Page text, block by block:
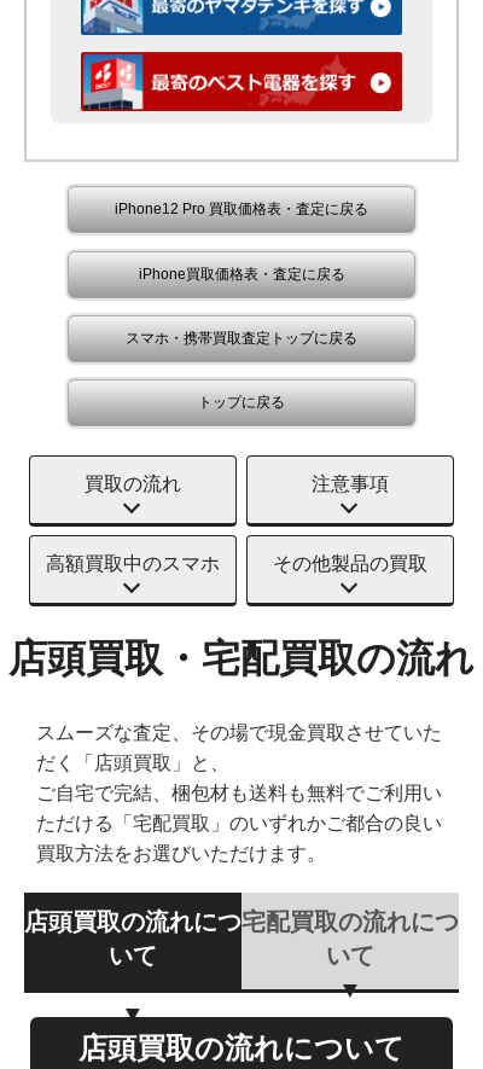
iPhone12 Pro 買取価格表・査定に戻る
iPhone買取価格表・査定に戻る
スマホ・携帯買取査定トップに戻る
トップに戻る
買取の流れ 注意事項
高額買取中のスマホ その他製品の買取
店頭買取・宅配買取の流れ
スムーズな査定、その場で現金買取させていた
だく「店頭買取」と、
ご自宅で完結、梱包材も送料も無料でご利用い
ただける「宅配買取」のいずれかご都合の良い
買取方法をお選びいただけます。
店頭買取の流れにつ
いて
宅配買取の流れにつ
いて
店頭買取の流れについて